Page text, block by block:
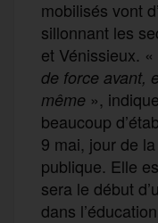
mobilisés vont
sillonnant les
et Vénissieux. «
de force avant,
même »,
beaucoup
9 mai, jour de
publique. Elle
sera le début
dans